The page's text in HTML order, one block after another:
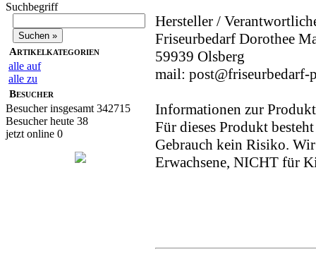
Suchbegriff
Artikelkategorien
alle auf
alle zu
Besucher
Besucher insgesamt 342715
Besucher heute 38
jetzt online 0
Hersteller /
Friseurbedarf Dorothee
59939 Olsberg
mail: post@friseurbedarf-
Informationen zur
Für dieses Produkt
Gebrauch kein Risiko.
Erwachsene, NICHT für